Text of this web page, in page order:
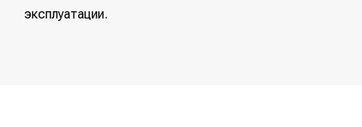
эксплуатации.